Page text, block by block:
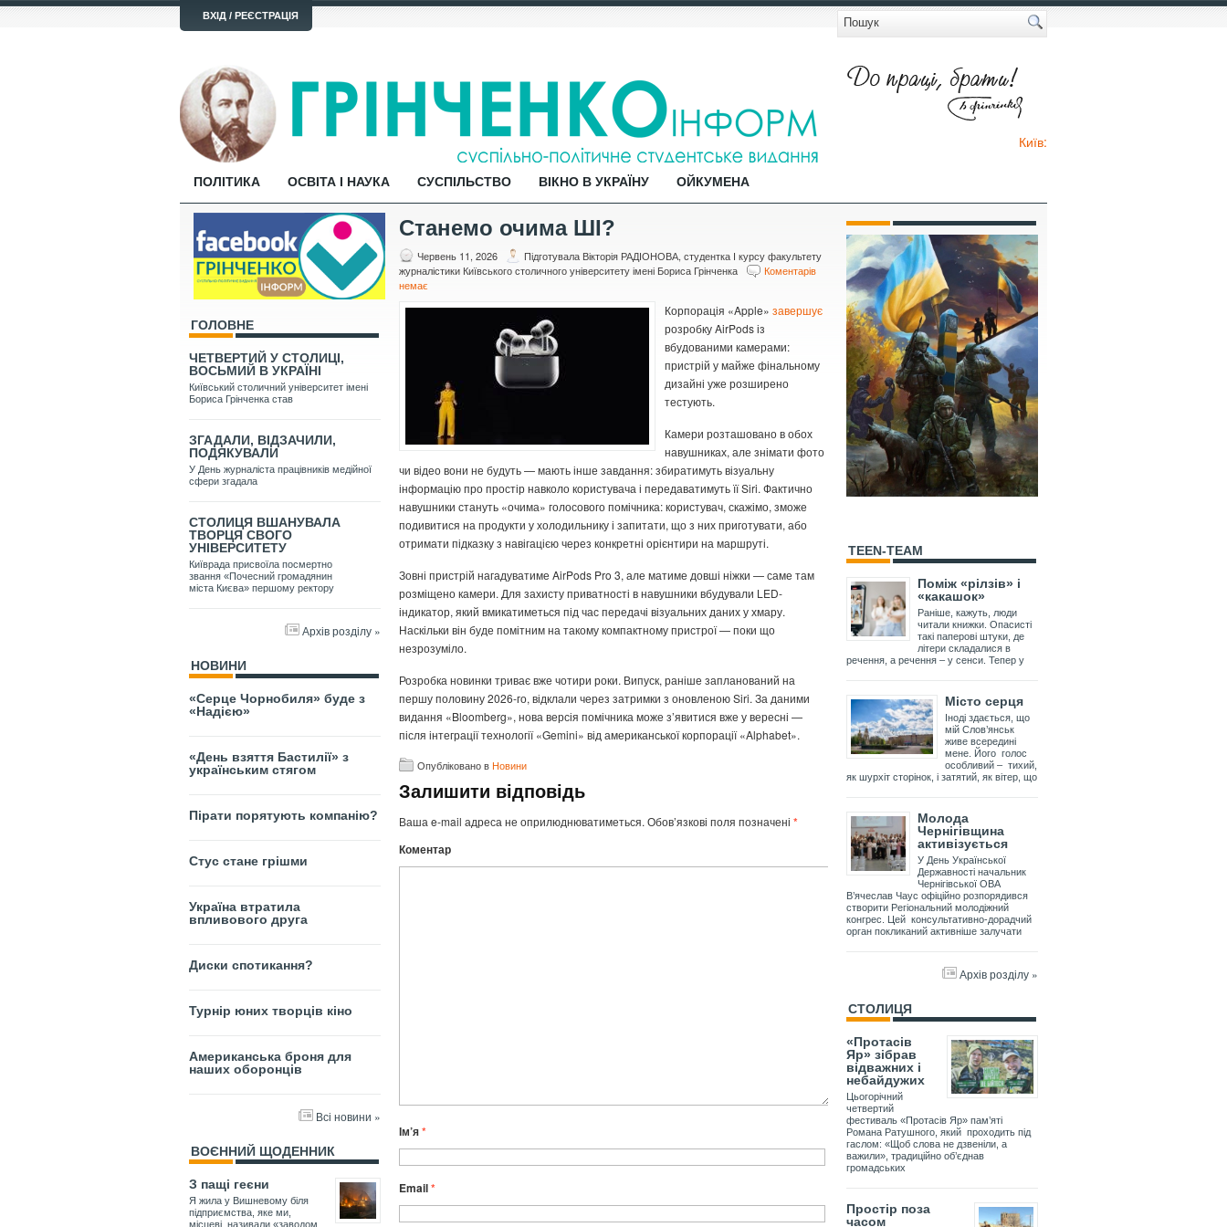
ВХІД / РЕЄСТРАЦІЯ
Київ:
ПОЛІТИКА ОСВІТА І НАУКА СУСПІЛЬСТВО ВІКНО В УКРАЇНУ ОЙКУМЕНА
ГОЛОВНЕ
ЧЕТВЕРТИЙ У СТОЛИЦІ,
ВОСЬМИЙ В УКРАЇНІ
Київський столичний університет імені
Бориса Грінченка став
ЗГАДАЛИ, ВІДЗАЧИЛИ,
ПОДЯКУВАЛИ
У День журналіста працівників медійної
сфери згадала
СТОЛИЦЯ ВШАНУВАЛА
ТВОРЦЯ СВОГО
УНІВЕРСИТЕТУ
Київрада присвоїла посмертно
звання «Почесний громадянин
міста Києва» першому ректору
Архів розділу »
НОВИНИ
«Серце Чорнобиля» буде з
«Надією»
«День взяття Бастилії» з
українським стягом
Пірати порятують компанію?
Стус стане грішми
Україна втратила
впливового друга
Диски спотикання?
Турнір юних творців кіно
Американська броня для
наших оборонців
Всі новини »
ВОЄННИЙ ЩОДЕННИК
З пащі геєни
Я жила у Вишневому біля
підприємства, яке ми,
місцеві, називали «заводом
Станемо очима ШІ?
Червень 11, 2026
Підготувала Вікторія РАДІОНОВА, студентка І курсу факультету
журналістики Київського столичного університету імені Бориса Грінченка
Коментарів
немає
Корпорація «Apple» завершує
розробку AirPods із
вбудованими камерами:
пристрій у майже фінальному
дизайні уже розширено
тестують.
Камери розташовано в обох
навушниках, але знімати фото
чи відео вони не будуть — мають інше завдання: збиратимуть візуальну
інформацію про простір навколо користувача і передаватимуть її Siri. Фактично
навушники стануть «очима» голосового помічника: користувач, скажімо, зможе
подивитися на продукти у холодильнику і запитати, що з них приготувати, або
отримати підказку з навігацією через конкретні орієнтири на маршруті.
Зовні пристрій нагадуватиме AirPods Pro 3, але матиме довші ніжки — саме там
розміщено камери. Для захисту приватності в навушники вбудували LED-
індикатор, який вмикатиметься під час передачі візуальних даних у хмару.
Наскільки він буде помітним на такому компактному пристрої — поки що
незрозуміло.
Розробка новинки триває вже чотири роки. Випуск, раніше запланований на
першу половину 2026-го, відклали через затримки з оновленою Siri. За даними
видання «Bloomberg», нова версія помічника може з’явитися вже у вересні —
після інтеграції технології «Gemini» від американської корпорації «Alphabet».
Опубліковано вНовини
Залишити відповідь
Ваша e-mail адреса не оприлюднюватиметься. Обов’язкові поля позначені *
Коментар
Ім’я*
Email*
TEEN-TEAM
Поміж «рілзів» і
«какашок»
Раніше, кажуть, люди
читали книжки. Опасисті
такі паперові штуки, де
літери складалися в
речення, а речення – у сенси. Тепер у
Місто серця
Іноді здається, що
мій Слов’янськ
живе всередині
мене. Його голос
особливий – тихий,
як шурхіт сторінок, і затятий, як вітер, що
Молода
Чернігівщина
активізується
У День Української
Державності начальник
Чернігівської ОВА
В’ячеслав Чаус офіційно розпорядився
створити Регіональний молодіжний
конгрес. Цей консультативно-дорадчий
орган покликаний активніше залучати
Архів розділу »
СТОЛИЦЯ
«Протасів
Яр» зібрав
відважних і
небайдужих
Цьогорічний
четвертий
фестиваль «Протасів Яр» пам’яті
Романа Ратушного, який проходить під
гаслом: «Щоб слова не дзвеніли, а
важили», традиційно об’єднав
громадських
Простір поза
часом